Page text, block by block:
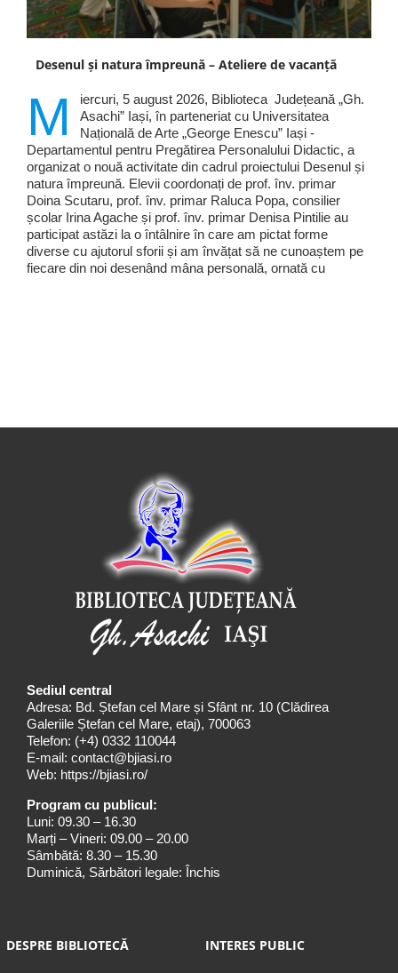
Desenul și natura împreună – Ateliere de vacanță
M
iercuri, 5 august 2026, Biblioteca Județeană „Gh.
Asachi” Iași, în parteneriat cu Universitatea
Națională de Arte „George Enescu” Iași -
Departamentul pentru Pregătirea Personalului Didactic, a
organizat o nouă activitate din cadrul proiectului Desenul și
natura împreună. Elevii coordonați de prof. înv. primar
Doina Scutaru, prof. înv. primar Raluca Popa, consilier
școlar Irina Agache și prof. înv. primar Denisa Pintilie au
participat astăzi la o întâlnire în care am pictat forme
diverse cu ajutorul sforii și am învățat să ne cunoaștem pe
fiecare din noi desenând mâna personală, ornată cu
Sediul central
Adresa: Bd. Ștefan cel Mare și Sfânt nr. 10 (Clădirea
Galeriile Ștefan cel Mare, etaj), 700063
Telefon: (+4) 0332 110044
E-mail: contact@bjiasi.ro
Web: https://bjiasi.ro/
Program cu publicul:
Luni: 09.30 – 16.30
Marți – Vineri: 09.00 – 20.00
Sâmbătă: 8.30 – 15.30
Duminică, Sărbători legale: Închis
DESPRE BIBLIOTECĂ INTERES PUBLIC